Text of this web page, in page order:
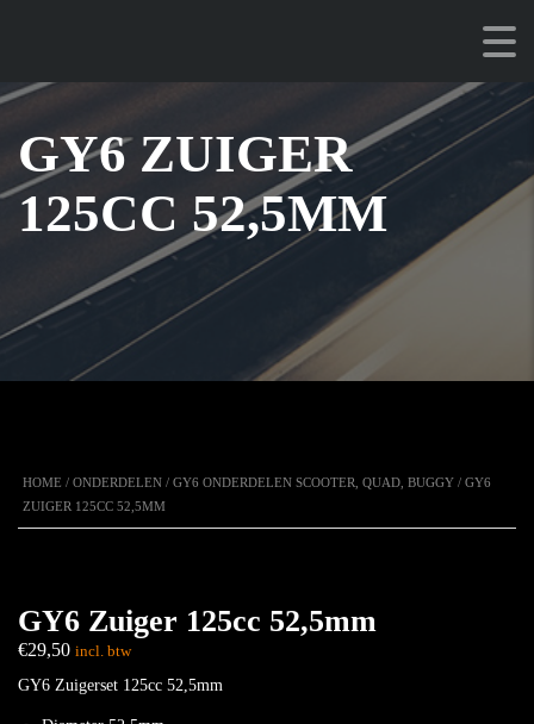
GY6 ZUIGER
125CC 52,5MM
HOME / ONDERDELEN / GY6 ONDERDELEN SCOOTER, QUAD, BUGGY / GY6
ZUIGER 125CC 52,5MM
GY6 Zuiger 125cc 52,5mm
€29,50 incl. btw
GY6 Zuigerset 125cc 52,5mm